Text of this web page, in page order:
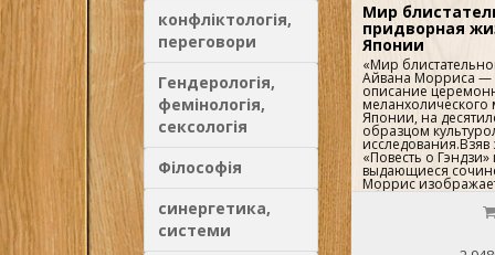
конфліктологія,
переговори
Гендерологія,
фемінологія,
сексологія
Філософія
синергетика,
системи
Мир
придворная
Японии
«Мир
Айвана Морриса —
описание
Японии, на
образцом
исследования.Взяв
«Повесть о Гэндзи»
выдающиеся
Моррис
общественную,
действительность
уделяя
двора и